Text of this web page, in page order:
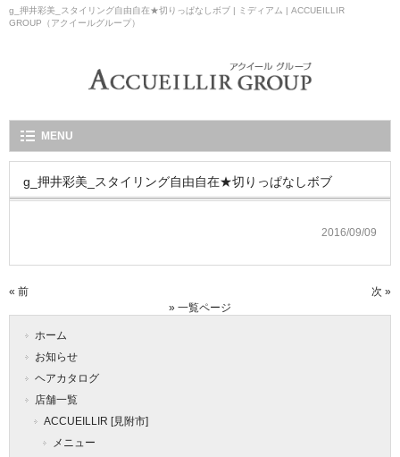
g_押井彩美_スタイリング自由自在★切りっぱなしボブ | ミディアム | ACCUEILLIR
GROUP（アクイールグループ）
MENU
g_押井彩美_スタイリング自由自在★切りっぱなしボブ
2016/09/09
« 前
次 »
» 一覧ページ
ホーム
お知らせ
ヘアカタログ
店舗一覧
ACCUEILLIR [見附市]
メニュー